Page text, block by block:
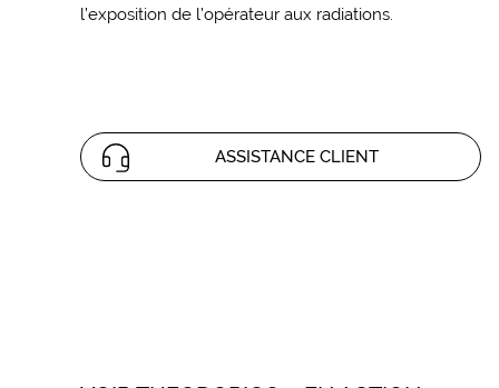
l’exposition de l’opérateur aux radiations.
ASSISTANCE CLIENT